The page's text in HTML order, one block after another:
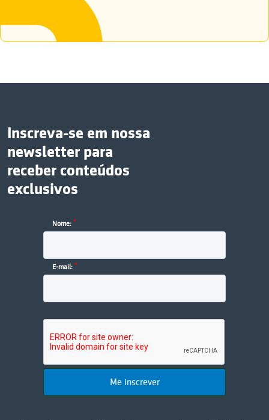
Inscreva-se em nossa
newsletter para
receber conteúdos
exclusivos
Nome: *
E-mail: *